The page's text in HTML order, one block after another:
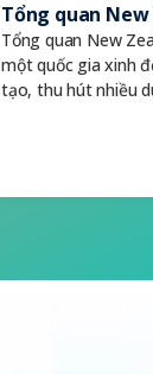
Tổng quan
Tổng quan New
một quốc gia xinh
tạo, thu hút nhiều